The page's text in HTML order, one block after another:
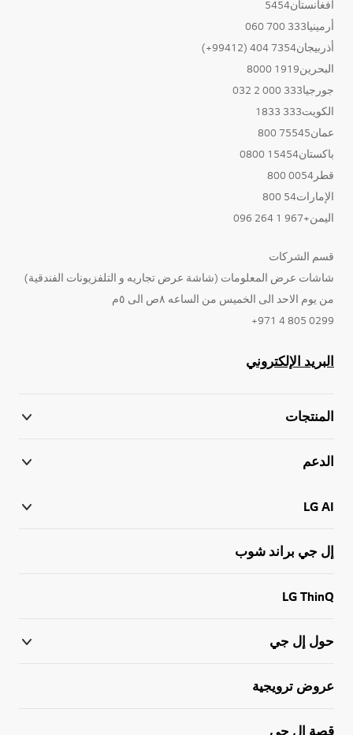
أفغانستان5454
أرمينيا333 700 060
أذربيجان7354 404 (99412+)
البحرين1919 8000
جورجيا333 000 2 032
الكويت333 1833
عمان75545 800
باكستان15454 0800
قطر0054 800
الإمارات54 800
اليمن+967 1 264 096
قسم الشركات
شاشات عرض المعلومات (شاشة عرض تجاريه و التلفزيونات الفندقية)
من يوم الاحد الى الخميس من الساعه ٨ص الى ٥م
0299 805 4 971+
البريد الإلكتروني
المنتجات
الدعم
LG AI
إل جي براند شوب
LG ThinQ
حول إل جي
عروض ترويجية
قصة إل جي